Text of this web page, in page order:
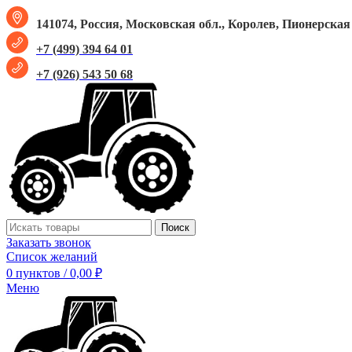
141074, Россия, Московская обл., Королев, Пионерская
+7 (499) 394 64 01
+7 (926) 543 50 68
Поиск
Заказать звонок
Список желаний
0 пунктов / 0,00 ₽
Меню